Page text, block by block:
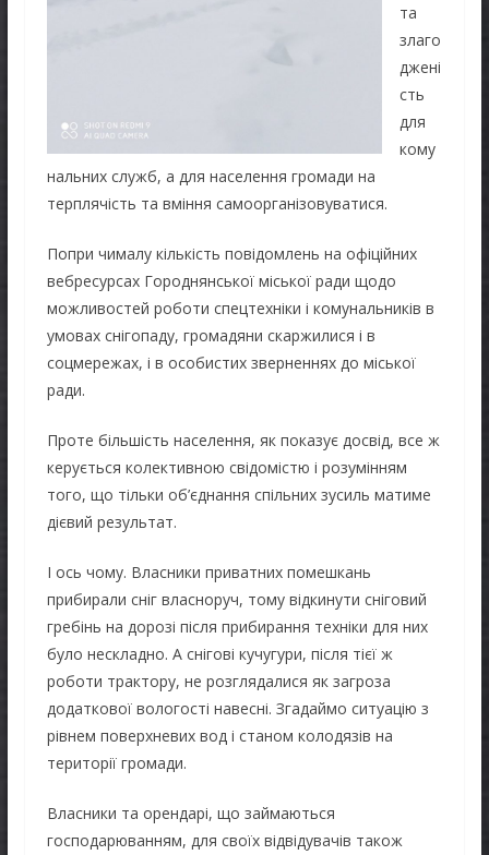
та
злаго
джені
сть
для
кому
нальних служб, а для населення громади на
терплячість та вміння самоорганізовуватися.
Попри чималу кількість повідомлень на офіційних
вебресурсах Городнянської міської ради щодо
можливостей роботи спецтехніки і комунальників в
умовах снігопаду, громадяни скаржилися і в
соцмережах, і в особистих зверненнях до міської
ради.
Проте більшість населення, як показує досвід, все ж
керується колективною свідомістю і розумінням
того, що тільки об’єднання спільних зусиль матиме
дієвий результат.
І ось чому. Власники приватних помешкань
прибирали сніг власноруч, тому відкинути сніговий
гребінь на дорозі після прибирання техніки для них
було нескладно. А снігові кучугури, після тієї ж
роботи трактору, не розглядалися як загроза
додаткової вологості навесні. Згадаймо ситуацію з
рівнем поверхневих вод і станом колодязів на
території громади.
Власники та орендарі, що займаються
господарюванням, для своїх відвідувачів також